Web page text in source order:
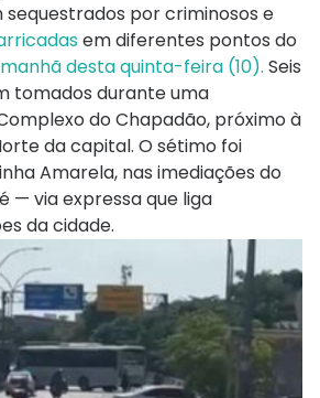
sequestrados por criminosos e
em diferentes pontos do
desta quinta-feira (10). Seis
tomados durante uma
do Chapadão, próximo à
da capital. O sétimo foi
Amarela, nas imediações do
— via expressa que liga
da cidade.